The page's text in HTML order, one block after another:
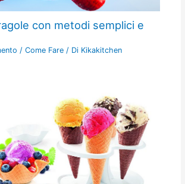
con metodi semplici e
/ Come Fare/ Di Kikakitchen